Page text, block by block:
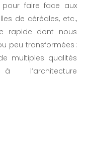
faire face aux
de céréales, etc.,
rapide dont nous
peu transformées :
multiples qualités
l’architecture